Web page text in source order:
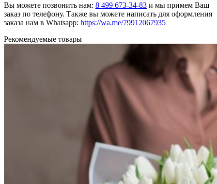
Вы можете позвонить нам: 8 499 673-34-83 и мы примем Ваш
заказ по телефону. Также вы можете написать для оформления
заказа нам в Whatsapp: https://wa.me/79912067935
Рекомендуемые товары